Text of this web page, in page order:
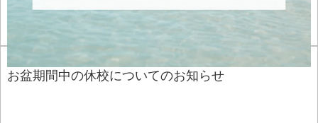
お盆期間中の休校についてのお知らせ